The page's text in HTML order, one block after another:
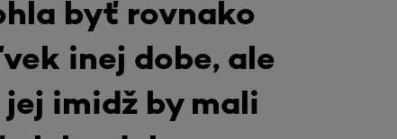
byť rovnako
inej dobe, ale
imidž by mali